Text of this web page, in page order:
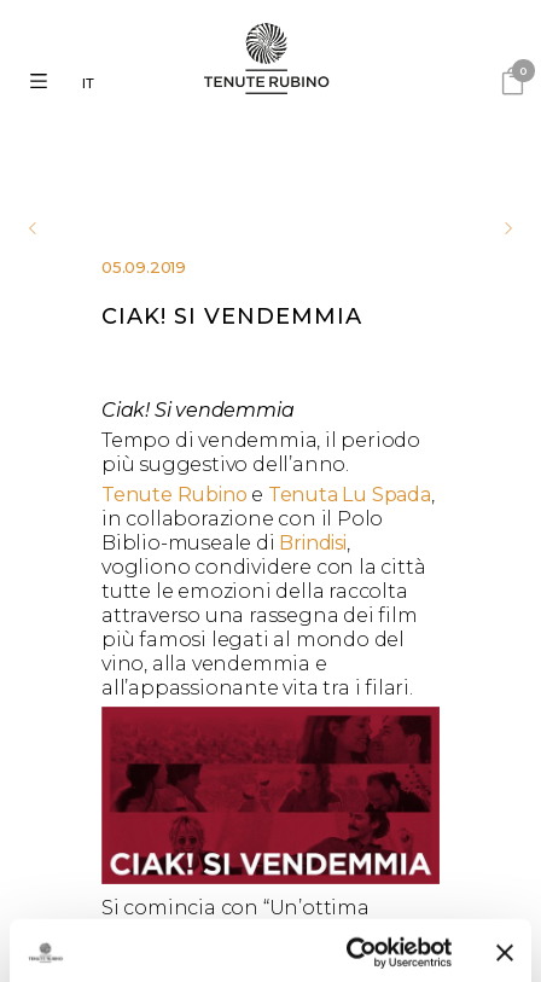
0
IT
05.09.2019
CIAK! SI VENDEMMIA
Ciak! Si vendemmia
Tempo di vendemmia, il periodo
più suggestivo dell’anno.
Tenute Rubino e Tenuta Lu Spada
in collaborazione con il Polo
Biblio-museale di Brindisi
vogliono condividere con la città
tutte le emozioni della raccolta
attraverso una rassegna dei film
più famosi legati al mondo del
vino, alla vendemmia e
all’appassionante vita tra i filari.
Si comincia con “Un’ottima
annata – A Good Year” un film del
2006 diretto da Ridley Scott con